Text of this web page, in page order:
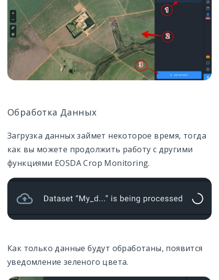
Обработка Данных
Загрузка данных займет некоторое время, тогда
как вы можете продолжить работу с другими
функциями EOSDA Crop Monitoring.
Как только данные будут обработаны, появится
уведомление зеленого цвета.